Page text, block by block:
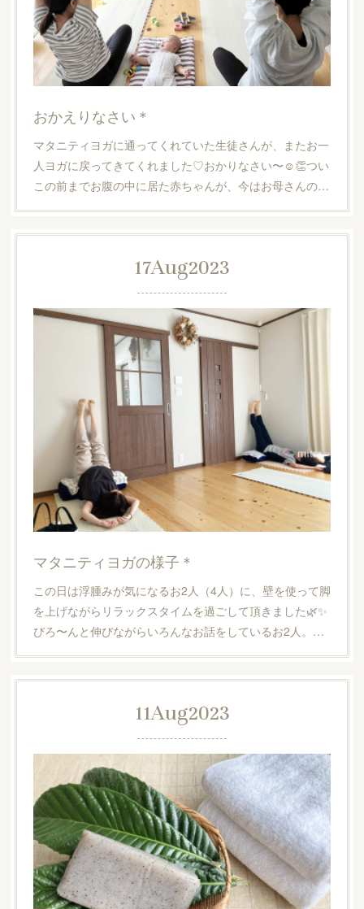
おかえりなさい＊
マタニティヨガに通ってくれていた生徒さんが、またお一
人ヨガに戻ってきてくれました♡おかりなさい〜☺️👏つい
この前までお腹の中に居た赤ちゃんが、今はお母さんの…
17Aug2023
マタニティヨガの様子＊
この日は浮腫みが気になるお2人（4人）に、壁を使って脚
を上げながらリラックスタイムを過ごして頂きました🌿✨
びろ〜んと伸びながらいろんなお話をしているお2人。…
11Aug2023